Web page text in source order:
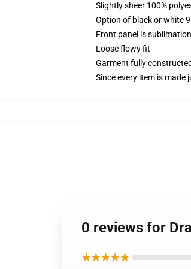
Slightly sheer 100%
Option of black or white
Front panel is
Loose flowy fit
Garment fully
Since every item is
0 reviews for
★★★★★